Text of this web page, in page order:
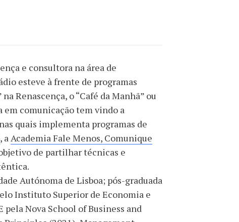
e consultora na área de
esteve à frente de programas
Renascença, o “Café da Manhã” ou
em comunicação tem vindo a
quais implementa programas de
, aAcademia Fale Menos, Comunique
de partilhar técnicas e
Autónoma de Lisboa; pós-graduada
Instituto Superior de Economia e
pela Nova School of Business and